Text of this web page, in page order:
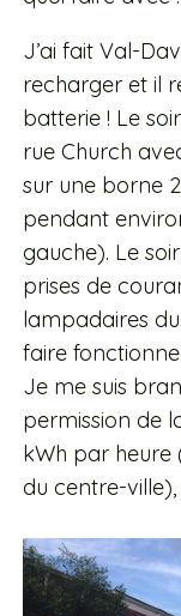
J’ai fait Val-
recharger et il
batterie ! Le
rue Church
sur une borne
pendant
gauche). Le
prises de
lampadaires
faire
Je me suis
permission de
kWh par
du centre-ville),